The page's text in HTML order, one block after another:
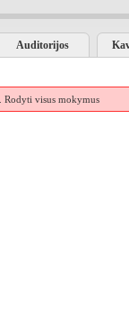
Auditorijos
Rodyti visus mokymus